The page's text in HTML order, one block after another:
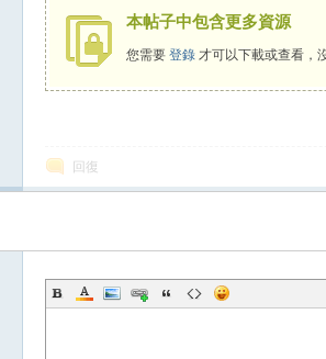
本帖子中包含更多資源
您需要 登錄 才可以下載或查看，
回復